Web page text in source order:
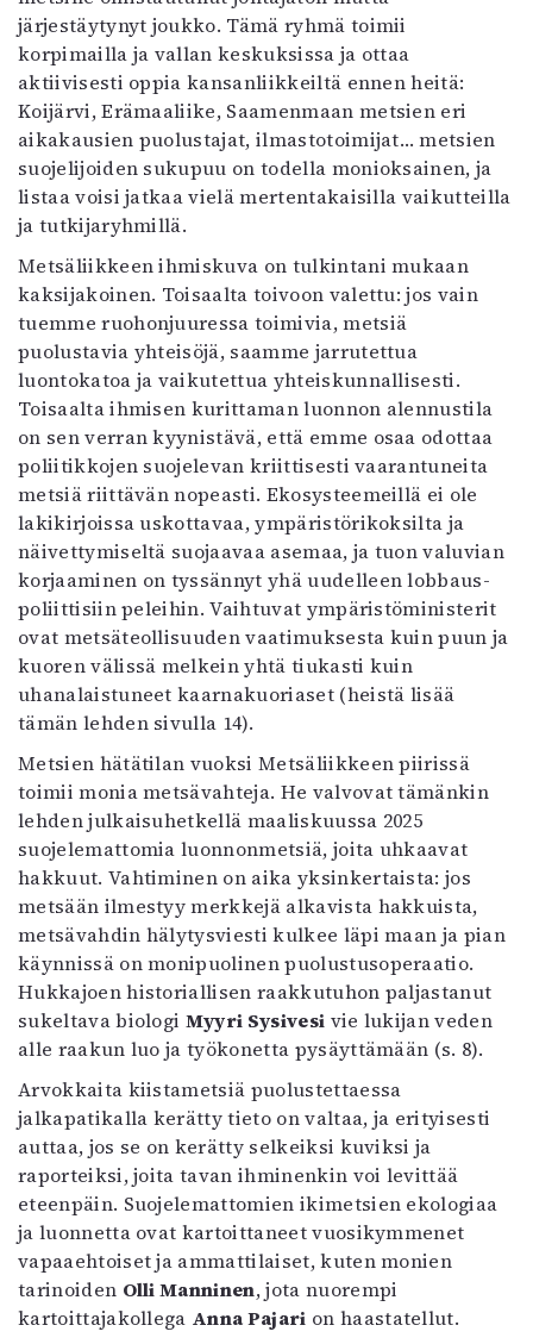
järjestäytynyt joukko. Tämä ryhmä toimii
korpimailla ja vallan keskuksissa ja ottaa
aktiivisesti oppia kansanliikkeiltä ennen heitä:
Koijärvi, Erämaaliike, Saamenmaan metsien eri
aikakausien puolustajat, ilmastotoimijat… metsien
suojelijoiden sukupuu on todella monioksainen, ja
listaa voisi jatkaa vielä mertentakaisilla vaikutteilla
ja tutkijaryhmillä.
Metsäliikkeen ihmiskuva on tulkintani mukaan
kaksijakoinen. Toisaalta toivoon valettu: jos vain
tuemme ruohonjuuressa toimivia, metsiä
puolustavia yhteisöjä, saamme jarrutettua
luontokatoa ja vaikutettua yhteiskunnallisesti.
Toisaalta ihmisen kurittaman luonnon alennustila
on sen verran kyynistävä, että emme osaa odottaa
poliitikkojen suojelevan kriittisesti vaarantuneita
metsiä riittävän nopeasti. Ekosysteemeillä ei ole
lakikirjoissa uskottavaa, ympäristörikoksilta ja
näivettymiseltä suojaavaa asemaa, ja tuon valuvian
korjaaminen on tyssännyt yhä uudelleen lobbaus-
poliittisiin peleihin. Vaihtuvat ympäristöministerit
ovat metsäteollisuuden vaatimuksesta kuin puun ja
kuoren välissä melkein yhtä tiukasti kuin
uhanalaistuneet kaarnakuoriaset (heistä lisää
tämän lehden sivulla 14).
Metsien hätätilan vuoksi Metsäliikkeen piirissä
toimii monia metsävahteja. He valvovat tämänkin
lehden julkaisuhetkellä maaliskuussa 2025
suojelemattomia luonnonmetsiä, joita uhkaavat
hakkuut. Vahtiminen on aika yksinkertaista: jos
metsään ilmestyy merkkejä alkavista hakkuista,
metsävahdin hälytysviesti kulkee läpi maan ja pian
käynnissä on monipuolinen puolustusoperaatio.
Hukkajoen historiallisen raakkutuhon paljastanut
sukeltava biologi Myyri Sysivesi vie lukijan veden
alle raakun luo ja työkonetta pysäyttämään (s. 8).
Arvokkaita kiistametsiä puolustettaessa
jalkapatikalla kerätty tieto on valtaa, ja erityisesti
auttaa, jos se on kerätty selkeiksi kuviksi ja
raporteiksi, joita tavan ihminenkin voi levittää
eteenpäin. Suojelemattomien ikimetsien ekologiaa
ja luonnetta ovat kartoittaneet vuosikymmenet
vapaaehtoiset ja ammattilaiset, kuten monien
tarinoiden Olli Manninen, jota nuorempi
kartoittajakollega Anna Pajari on haastatellut.